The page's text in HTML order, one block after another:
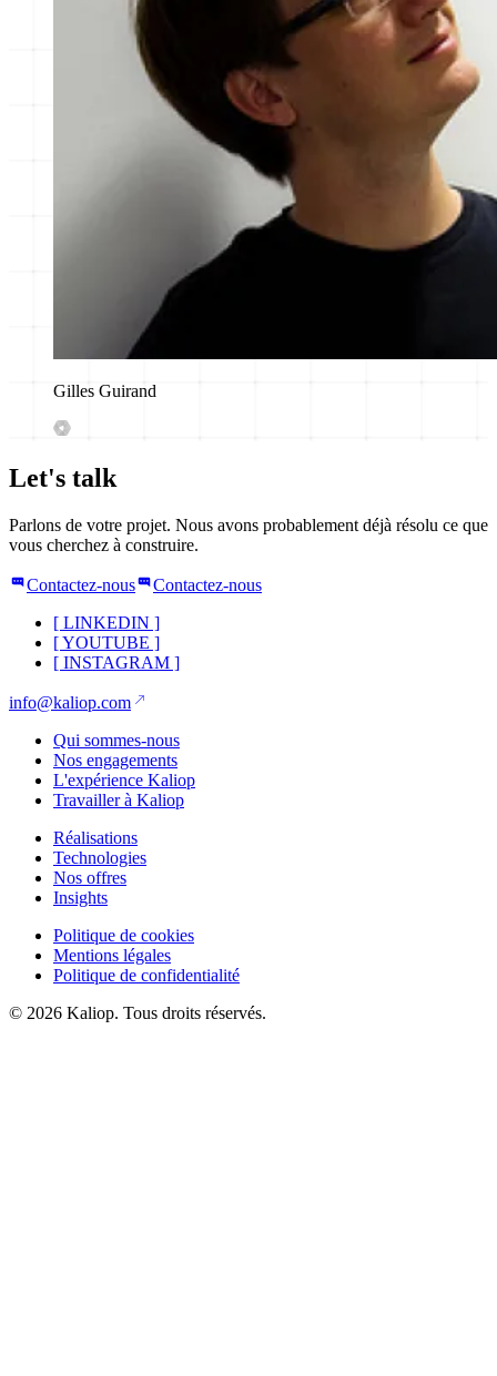
Gilles Guirand
Let's talk
Parlons de votre projet. Nous avons probablement déjà résolu ce que
vous cherchez à construire.
Contactez-nous
Contactez-nous
[ LINKEDIN ]
[YOUTUBE ]
[ INSTAGRAM ]
info@kaliop.com
Qui sommes-nous
Nos engagements
L'expérience Kaliop
Travailler à Kaliop
Réalisations
Technologies
Nos offres
Insights
Politique de cookies
Mentions légales
Politique de confidentialité
© 2026 Kaliop. Tous droits réservés.